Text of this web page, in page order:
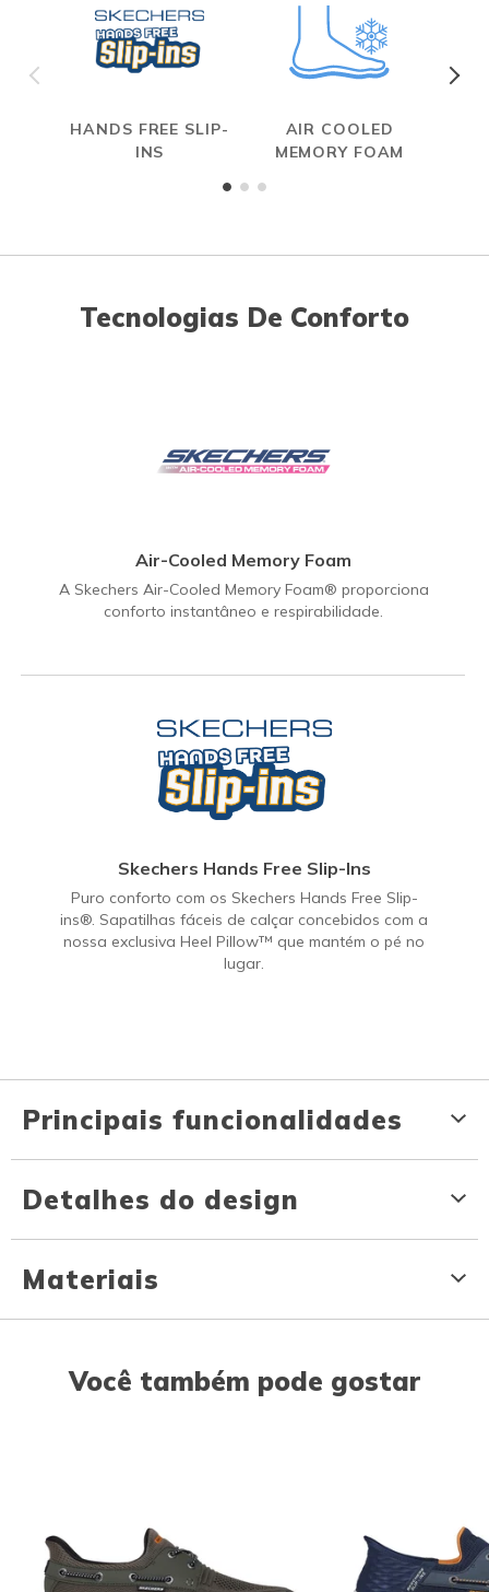
HANDS FREE SLIP-
INS
AIR COOLED
MEMORY FOAM
Tecnologias De Conforto
Air-Cooled Memory Foam
A Skechers Air-Cooled Memory Foam® proporciona
conforto instantâneo e respirabilidade.
Skechers Hands Free Slip-Ins
Puro conforto com os Skechers Hands Free Slip-
ins®. Sapatilhas fáceis de calçar concebidos com a
nossa exclusiva Heel Pillow™ que mantém o pé no
lugar.
Principais funcionalidades
Detalhes do design
Materiais
Você também pode gostar